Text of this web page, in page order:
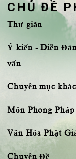
CHỦ ĐỀ
Thư giãn
Ý kiến - Diễn
vấn
Chuyên mục khác
Môn Phong
Văn Hóa Phật
Chuyên Đề